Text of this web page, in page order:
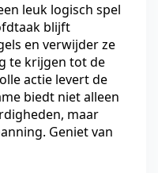
leuk logisch spel
blijft
en verwijder ze
te krijgen tot de
actie levert de
biedt niet alleen
maar
Geniet van